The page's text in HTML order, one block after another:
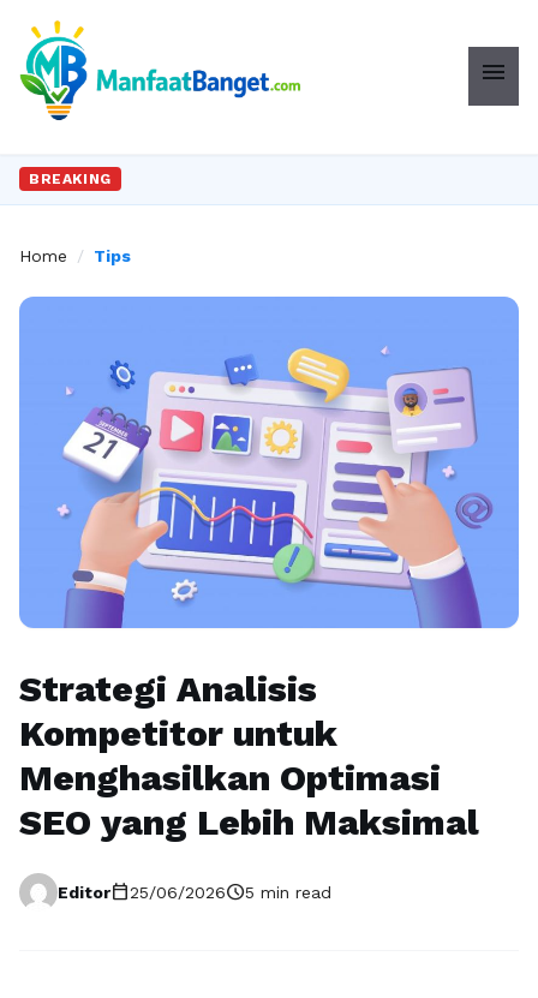
menu
BREAKING
Home / Tips
Strategi Analisis
Kompetitor untuk
Menghasilkan Optimasi
SEO yang Lebih Maksimal
Editorcalendar_today25/06/2026schedule5 min read